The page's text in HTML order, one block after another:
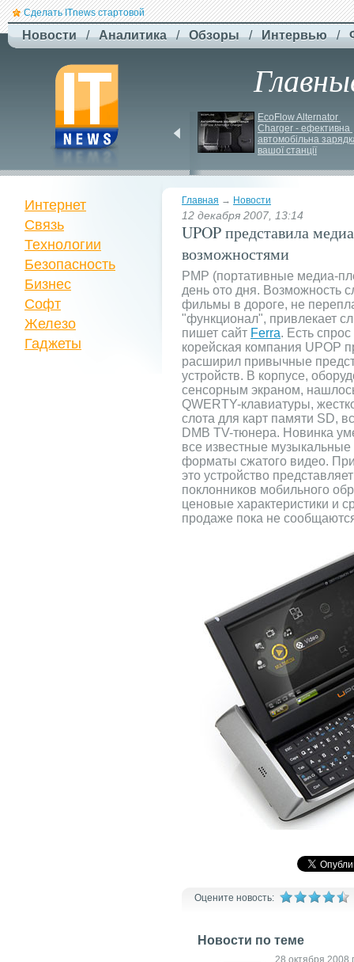
Сделать ITnews стартовой
Новости / Аналитика / Обзоры / Интервью /
нової серії станцій -
STREAM 5000
EcoFlow Alternator
Charger - ефективна
автомобільна
вашої станції
Главная → Новости
12 декабря 2007, 13:14
UPOP представила
возможностями
PMP (портативные медиа-
день ото дня. Возможность
фильмы в дороге, не
"функционал", привлекает
пишет сайт Ferra. Есть
корейская компания UPOP
расширил привычные
устройств. В корпусе,
сенсорным экраном,
QWERTY-клавиатуры,
слота для карт памяти SD,
DMB TV-тюнера. Новинка
все известные
форматы сжатого видео.
это устройство
поклонников мобильного
ценовые характеристики и
продаже пока не
Оцените новость:
Новости по теме
28 октября 2008
Интернет
Связь
Технологии
Безопасность
Бизнес
Софт
Железо
Гаджеты